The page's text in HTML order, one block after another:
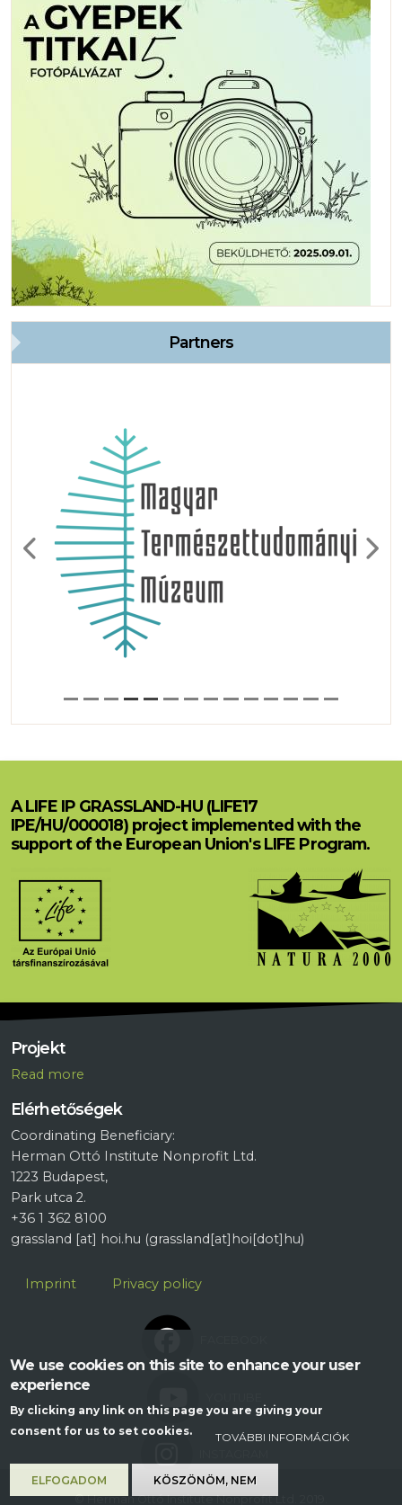
Partners
Previous Next
A LIFE IP GRASSLAND-HU (LIFE17
IPE/HU/000018) project implemented with the
support of the European Union's LIFE Program.
Projekt
Read more
Elérhetőségek
Coordinating Beneficiary:
Herman Ottó Institute Nonprofit Ltd.
1223 Budapest,
Park utca 2.
+36 1 362 8100
grassland [at] hoi.hu (grassland[at]hoi[dot]hu)
Lábléc
Imprint Privacy policy
© Herman Ottó Institute Nonprofit Ltd. 2019.
We use cookies on this site to enhance your user
experience
By clicking any link on this page you are giving your
consent for us to set cookies.
TOVÁBBI INFORMÁCIÓK
ELFOGADOM KÖSZÖNÖM, NEM